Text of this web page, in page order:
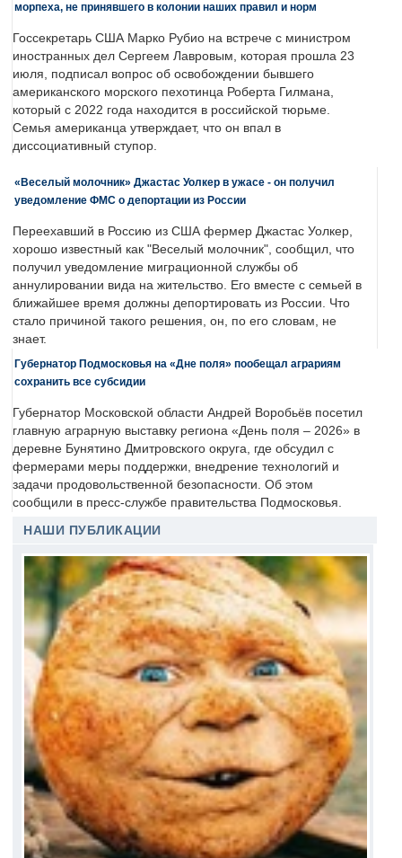
морпеха, не принявшего в колонии наших правил и норм
Госсекретарь США Марко Рубио на встрече с министром
иностранных дел Сергеем Лавровым, которая прошла 23
июля, подписал вопрос об освобождении бывшего
американского морского пехотинца Роберта Гилмана,
который с 2022 года находится в российской тюрьме.
Семья американца утверждает, что он впал в
диссоциативный ступор.
«Веселый молочник» Джастас Уолкер в ужасе - он получил
уведомление ФМС о депортации из России
Переехавший в Россию из США фермер Джастас Уолкер,
хорошо известный как "Веселый молочник", сообщил, что
получил уведомление миграционной службы об
аннулировании вида на жительство. Его вместе с семьей в
ближайшее время должны депортировать из России. Что
стало причиной такого решения, он, по его словам, не
знает.
Губернатор Подмосковья на «Дне поля» пообещал аграриям
сохранить все субсидии
Губернатор Московской области Андрей Воробьёв посетил
главную аграрную выставку региона «День поля – 2026» в
деревне Бунятино Дмитровского округа, где обсудил с
фермерами меры поддержки, внедрение технологий и
задачи продовольственной безопасности. Об этом
сообщили в пресс-службе правительства Подмосковья.
НАШИ ПУБЛИКАЦИИ